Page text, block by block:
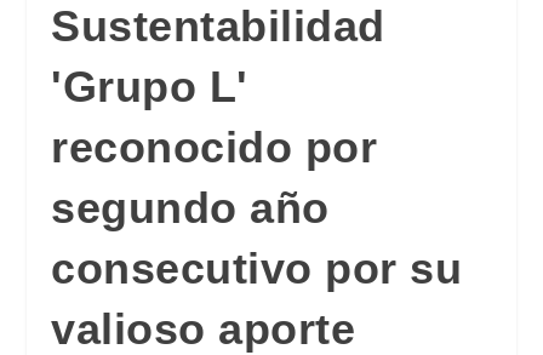
Sustentabilidad
'Grupo L'
reconocido por
segundo año
consecutivo por su
valioso aporte